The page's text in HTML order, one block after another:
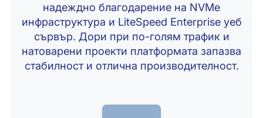
надеждно благодарение на NVMe
инфраструктура и LiteSpeed Enterprise уеб
сървър. Дори при по-голям трафик и
натоварени проекти платформата запазва
стабилност и отлична производителност.